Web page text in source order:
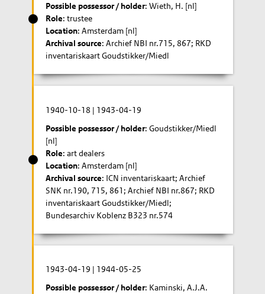
Possible possessor / holder: Wieth, H. [nl]
Role: trustee
Location: Amsterdam [nl]
Archival source: Archief NBI nr.715, 867; RKD
inventariskaart Goudstikker/Miedl
1940-10-18 | 1943-04-19
Possible possessor / holder: Goudstikker/Miedl
[nl]
Role: art dealers
Location: Amsterdam [nl]
Archival source: ICN inventariskaart; Archief
SNK nr.190, 715, 861; Archief NBI nr.867; RKD
inventariskaart Goudstikker/Miedl;
Bundesarchiv Koblenz B323 nr.574
1943-04-19 | 1944-05-25
Possible possessor / holder: Kaminski, A.J.A.